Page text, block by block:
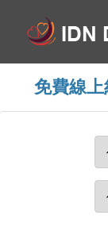
免費線